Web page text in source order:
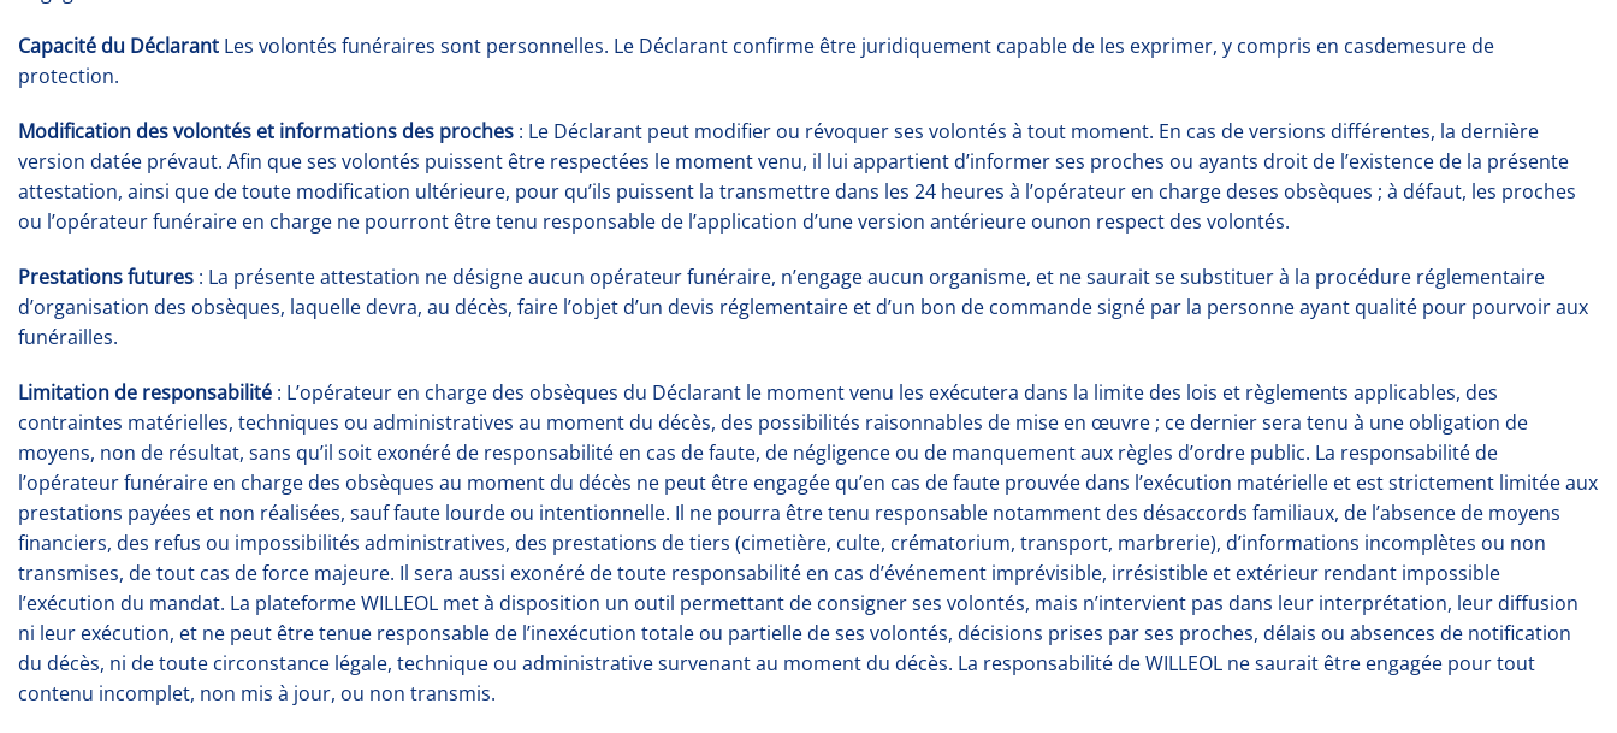
Capacité du Déclarant Les volontés funéraires sont personnelles. Le Déclarant confirme être juridiquement capable de les exprimer, y compris en casdemesure de
protection.
Modification des volontés et informations des proches : Le Déclarant peut modifier ou révoquer ses volontés à tout moment. En cas de versions différentes, la dernière
version datée prévaut. Afin que ses volontés puissent être respectées le moment venu, il lui appartient d’informer ses proches ou ayants droit de l’existence de la présente
attestation, ainsi que de toute modification ultérieure, pour qu’ils puissent la transmettre dans les 24 heures à l’opérateur en charge deses obsèques ; à défaut, les proches
ou l’opérateur funéraire en charge ne pourront être tenu responsable de l’application d’une version antérieure ounon respect des volontés.
Prestations futures : La présente attestation ne désigne aucun opérateur funéraire, n’engage aucun organisme, et ne saurait se substituer à la procédure réglementaire
d’organisation des obsèques, laquelle devra, au décès, faire l’objet d’un devis réglementaire et d’un bon de commande signé par la personne ayant qualité pour pourvoir aux
funérailles.
Limitation de responsabilité : L’opérateur en charge des obsèques du Déclarant le moment venu les exécutera dans la limite des lois et règlements applicables, des
contraintes matérielles, techniques ou administratives au moment du décès, des possibilités raisonnables de mise en œuvre ; ce dernier sera tenu à une obligation de
moyens, non de résultat, sans qu’il soit exonéré de responsabilité en cas de faute, de négligence ou de manquement aux règles d’ordre public. La responsabilité de
l’opérateur funéraire en charge des obsèques au moment du décès ne peut être engagée qu’en cas de faute prouvée dans l’exécution matérielle et est strictement limitée aux
prestations payées et non réalisées, sauf faute lourde ou intentionnelle. Il ne pourra être tenu responsable notamment des désaccords familiaux, de l’absence de moyens
financiers, des refus ou impossibilités administratives, des prestations de tiers (cimetière, culte, crématorium, transport, marbrerie), d’informations incomplètes ou non
transmises, de tout cas de force majeure. Il sera aussi exonéré de toute responsabilité en cas d’événement imprévisible, irrésistible et extérieur rendant impossible
l’exécution du mandat. La plateforme WILLEOL met à disposition un outil permettant de consigner ses volontés, mais n’intervient pas dans leur interprétation, leur diffusion
ni leur exécution, et ne peut être tenue responsable de l’inexécution totale ou partielle de ses volontés, décisions prises par ses proches, délais ou absences de notification
du décès, ni de toute circonstance légale, technique ou administrative survenant au moment du décès. La responsabilité de WILLEOL ne saurait être engagée pour tout
contenu incomplet, non mis à jour, ou non transmis.